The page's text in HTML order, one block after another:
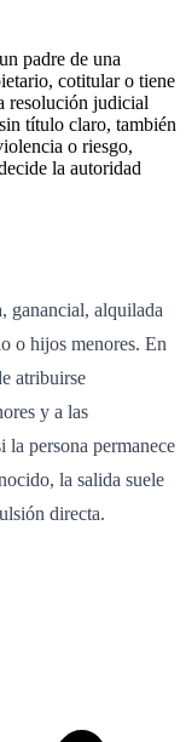
padre de una
cotitular o tiene
resolución judicial
título claro, también
o riesgo,
la autoridad
ganancial, alquilada
o hijos menores. En
atribuirse
y a las
la persona permanece
la salida suele
directa.